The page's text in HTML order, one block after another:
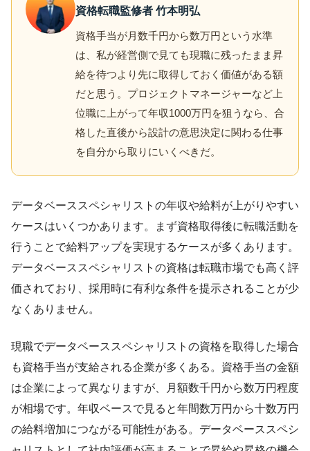
資格転職監修者 竹本明弘
資格手当が月数千円から数万円という水準
は、私が経営側で見ても現職に残ったまま昇
給を待つより先に取得しておく価値がある額
だと思う。プロジェクトマネージャーなど上
位職に上がって年収1000万円を狙うなら、合
格した直後から設計の意思決定に関わる仕事
を自分から取りにいくべきだ。
データベーススペシャリストの年収や給料が上がりやすい
ケースはいくつかあります。まず資格取得後に転職活動を
行うことで給料アップを実現するケースが多くあります。
データベーススペシャリストの資格は転職市場でも高く評
価されており、採用時に有利な条件を提示されることが少
なくありません。
現職でデータベーススペシャリストの資格を取得した場合
も資格手当が支給される企業が多くある。資格手当の金額
は企業によって異なりますが、月額数千円から数万円程度
が相場です。年収ベースで見ると年間数万円から十数万円
の給料増加につながる可能性がある。データベーススペシ